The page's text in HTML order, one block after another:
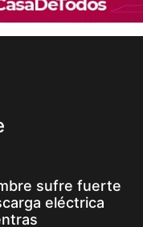
sufre fuerte
eléctrica